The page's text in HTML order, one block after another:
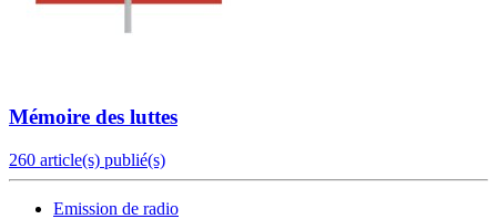
Mémoire des luttes
260 article(s) publié(s)
Emission de radio